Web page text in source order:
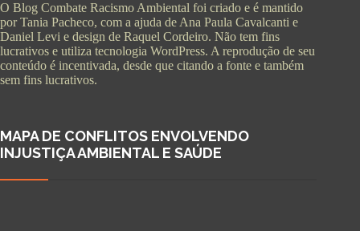
O Blog Combate Racismo Ambiental foi criado e é mantido
por Tania Pacheco, com a ajuda de Ana Paula Cavalcanti e
Daniel Levi e design de Raquel Cordeiro. Não tem fins
lucrativos e utiliza tecnologia WordPress. A reprodução de seu
conteúdo é incentivada, desde que citando a fonte e também
sem fins lucrativos.
MAPA DE CONFLITOS ENVOLVENDO
INJUSTIÇA AMBIENTAL E SAÚDE